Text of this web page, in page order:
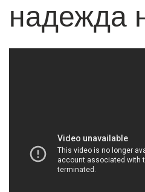
надежда